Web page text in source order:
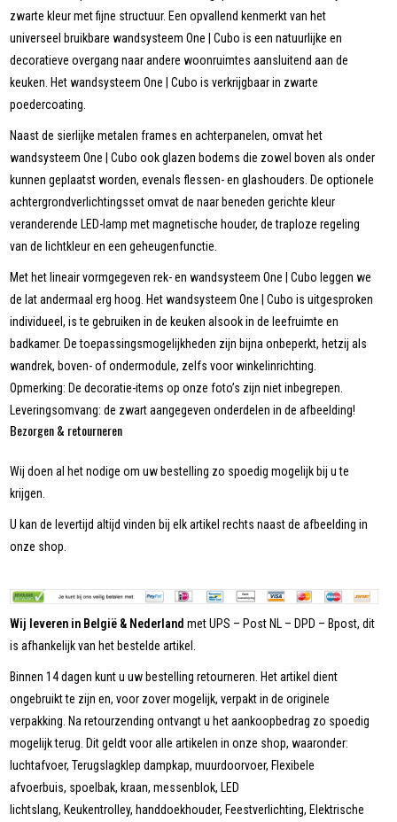
zwarte kleur met fijne structuur. Een opvallend kenmerkt van het
universeel bruikbare wandsysteem One | Cubo is een natuurlijke en
decoratieve overgang naar andere woonruimtes aansluitend aan de
keuken. Het wandsysteem One | Cubo is verkrijgbaar in zwarte
poedercoating.
Naast de sierlijke metalen frames en achterpanelen, omvat het
wandsysteem One | Cubo ook glazen bodems die zowel boven als onder
kunnen geplaatst worden, evenals flessen- en glashouders. De optionele
achtergrondverlichtingsset omvat de naar beneden gerichte kleur
veranderende LED-lamp met magnetische houder, de traploze regeling
van de lichtkleur en een geheugenfunctie.
Met het lineair vormgegeven rek- en wandsysteem One | Cubo leggen we
de lat andermaal erg hoog. Het wandsysteem One | Cubo is uitgesproken
individueel, is te gebruiken in de keuken alsook in de leefruimte en
badkamer. De toepassingsmogelijkheden zijn bijna onbeperkt, hetzij als
wandrek, boven- of ondermodule, zelfs voor winkelinrichting.
Opmerking: De decoratie-items op onze foto’s zijn niet inbegrepen.
Leveringsomvang: de zwart aangegeven onderdelen in de afbeelding!
Bezorgen & retourneren
Wij doen al het nodige om uw bestelling zo spoedig mogelijk bij u te
krijgen.
U kan de levertijd altijd vinden bij elk artikel rechts naast de afbeelding in
onze shop.
Wij leveren in België & Nederland met UPS – Post NL – DPD – Bpost, dit
is afhankelijk van het bestelde artikel.
Binnen 14 dagen kunt u uw bestelling retourneren. Het artikel dient
ongebruikt te zijn en, voor zover mogelijk, verpakt in de originele
verpakking. Na retourzending ontvangt u het aankoopbedrag zo spoedig
mogelijk terug. Dit geldt voor alle artikelen in onze shop, waaronder:
luchtafvoer, Terugslagklep dampkap, muurdoorvoer, Flexibele
afvoerbuis, spoelbak, kraan, messenblok, LED
lichtslang, Keukentrolley, handdoekhouder, Feestverlichting, Elektrische